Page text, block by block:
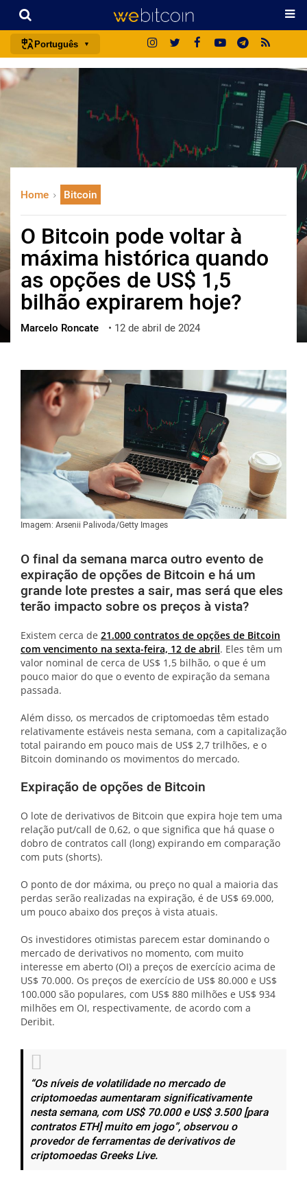
Português
日本語
русский
한국어
العربية
ไทย
ქართული
vietnamese
Home Bitcoin
O Bitcoin pode voltar à
máxima histórica quando
as opções de US$ 1,5
bilhão expirarem hoje?
Marcelo Roncate • 12 de abril de 2024
Imagem: Arsenii Palivoda/Getty Images
O final da semana marca outro evento de
expiração de opções de Bitcoin e há um
grande lote prestes a sair, mas será que eles
terão impacto sobre os preços à vista?
Existem cerca de 21.000 contratos de opções de Bitcoin
com vencimento na sexta-feira, 12 de abril. Eles têm um
valor nominal de cerca de US$ 1,5 bilhão, o que é um
pouco maior do que o evento de expiração da semana
passada.
Além disso, os mercados de criptomoedas têm estado
relativamente estáveis ​​​​nesta semana, com a capitalização
total pairando em pouco mais de US$ 2,7 trilhões, e o
Bitcoin dominando os movimentos do mercado.
Expiração de opções de Bitcoin
O lote de derivativos de Bitcoin que expira hoje tem uma
relação put/call de 0,62, o que significa que há quase o
dobro de contratos call (long) expirando em comparação
com puts (shorts).
O ponto de dor máxima, ou preço no qual a maioria das
perdas serão realizadas na expiração, é de US$ 69.000,
um pouco abaixo dos preços à vista atuais.
Os investidores otimistas parecem estar dominando o
mercado de derivativos no momento, com muito
interesse em aberto (OI) a preços de exercício acima de
US$ 70.000. Os preços de exercício de US$ 80.000 e US$
100.000 são populares, com US$ 880 milhões e US$ 934
milhões em OI, respectivamente, de acordo com a
Deribit.
“Os níveis de volatilidade no mercado de
criptomoedas aumentaram significativamente
nesta semana, com US$ 70.000 e US$ 3.500 [para
contratos ETH] muito em jogo”, observou o
provedor de ferramentas de derivativos de
criptomoedas Greeks Live.